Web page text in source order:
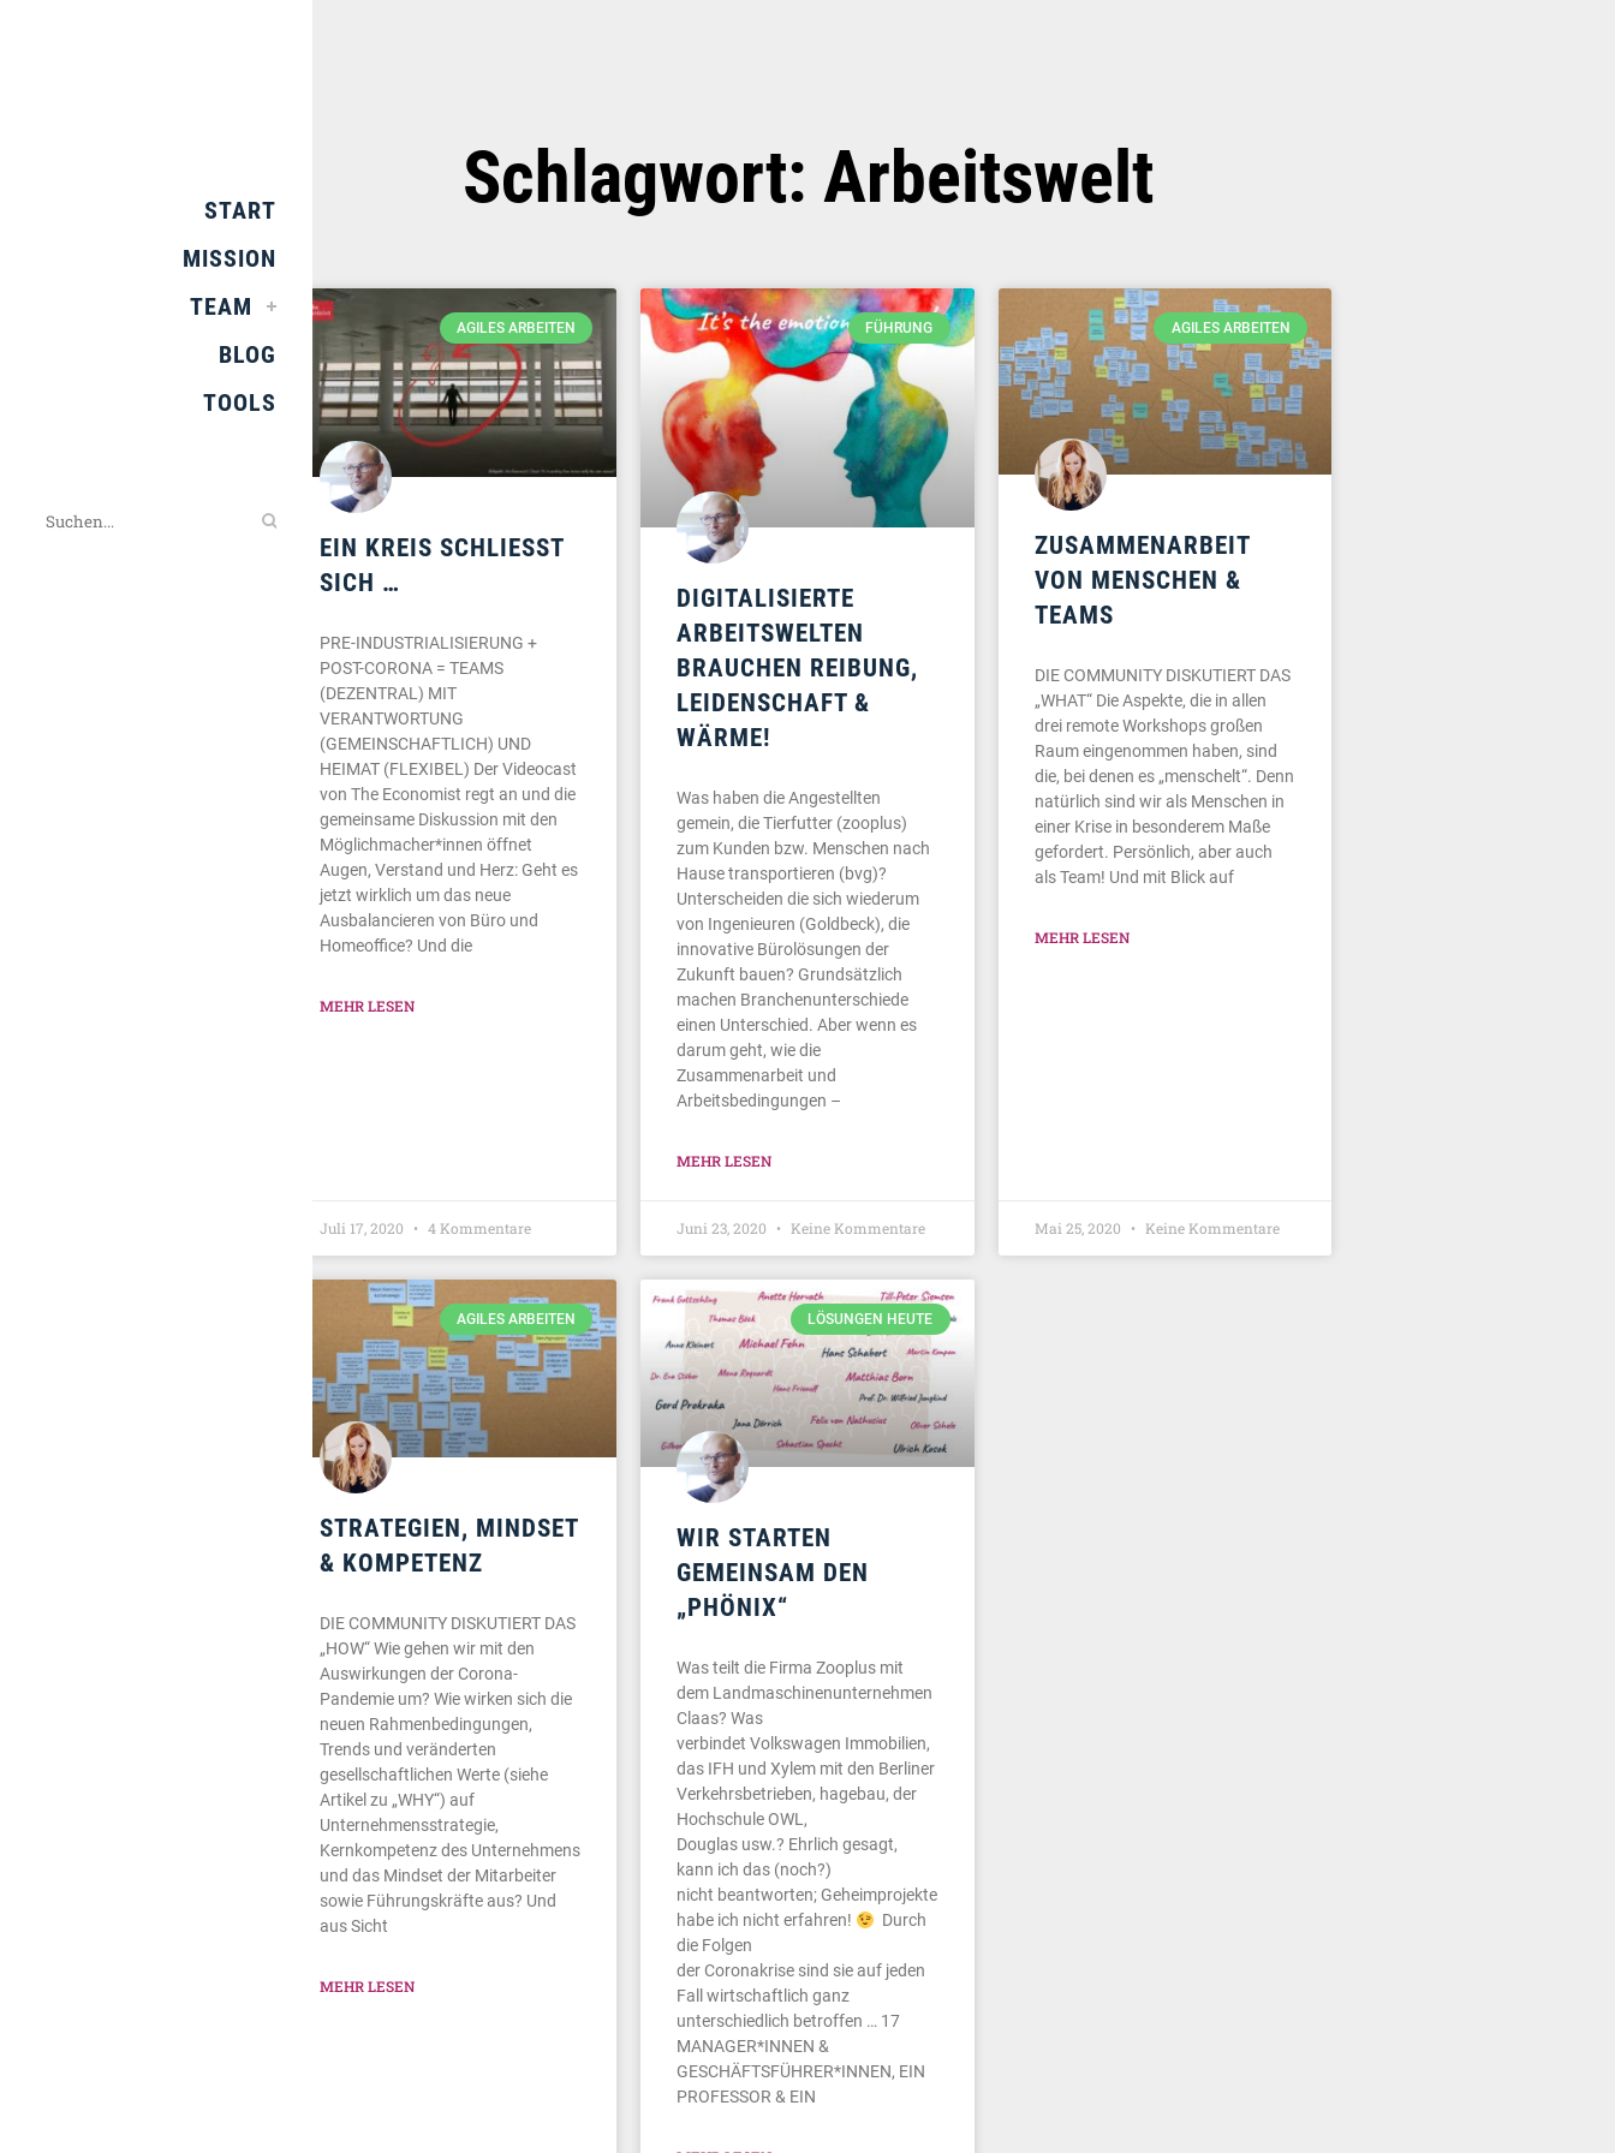
START
MISSION
TEAM
BLOG
TOOLS
Schlagwort: Arbeitswelt
AGILES ARBEITEN
EIN KREIS SCHLIESST S
ICH …
PRE-INDUSTRIALISIERUNG +
POST-CORONA = TEAMS
(DEZENTRAL) MIT
VERANTWORTUNG
(GEMEINSCHAFTLICH) UND
HEIMAT (FLEXIBEL) Der Videocast
von The Economist regt an und die
gemeinsame Diskussion mit den
Möglichmacher*innen öffnet
Augen, Verstand und Herz: Geht es
jetzt wirklich um das neue
Ausbalancieren von Büro und
Homeoffice? Und die
MEHR LESEN
Juli 17, 2020 4 Kommentare
FÜHRUNG
DIGITALISIERTE
ARBEITSWELTEN
BRAUCHEN REIBUNG,
LEIDENSCHAFT &
WÄRME!
Was haben die Angestellten
gemein, die Tierfutter (zooplus)
zum Kunden bzw. Menschen nach
Hause transportieren (bvg)?
Unterscheiden die sich wiederum
von Ingenieuren (Goldbeck), die
innovative Bürolösungen der
Zukunft bauen? Grundsätzlich
machen Branchenunterschiede
einen Unterschied. Aber wenn es
darum geht, wie die
Zusammenarbeit und
Arbeitsbedingungen –
MEHR LESEN
Juni 23, 2020 Keine Kommentare
AGILES ARBEITEN
ZUSAMMENARBEIT
VON MENSCHEN &
TEAMS
DIE COMMUNITY DISKUTIERT DAS
„WHAT“ Die Aspekte, die in allen
drei remote Workshops großen
Raum eingenommen haben, sind
die, bei denen es „menschelt“. Denn
natürlich sind wir als Menschen in
einer Krise in besonderem Maße
gefordert. Persönlich, aber auch
als Team! Und mit Blick auf
MEHR LESEN
Mai 25, 2020 Keine Kommentare
AGILES ARBEITEN
STRATEGIEN, MINDSET
& KOMPETENZ
DIE COMMUNITY DISKUTIERT DAS
„HOW“ Wie gehen wir mit den
Auswirkungen der Corona-
Pandemie um? Wie wirken sich die
neuen Rahmenbedingungen,
Trends und veränderten
gesellschaftlichen Werte (siehe
Artikel zu „WHY“) auf
Unternehmensstrategie,
Kernkompetenz des Unternehmens
und das Mindset der Mitarbeiter
sowie Führungskräfte aus? Und
aus Sicht
MEHR LESEN
LÖSUNGEN HEUTE
WIR STARTEN
GEMEINSAM DEN
„PHÖNIX“
Was teilt die Firma Zooplus mit
dem Landmaschinenunternehmen
Claas? Was
verbindet Volkswagen Immobilien,
das IFH und Xylem mit den Berliner
Verkehrsbetrieben, hagebau, der
Hochschule OWL,
Douglas usw.? Ehrlich gesagt,
kann ich das (noch?)
nicht beantworten; Geheimprojekte
habe ich nicht erfahren!
Durch
die Folgen
der Coronakrise sind sie auf jeden
Fall wirtschaftlich ganz
unterschiedlich betroffen … 17
MANAGER*INNEN &
GESCHÄFTSFÜHRER*INNEN, EIN
PROFESSOR & EIN